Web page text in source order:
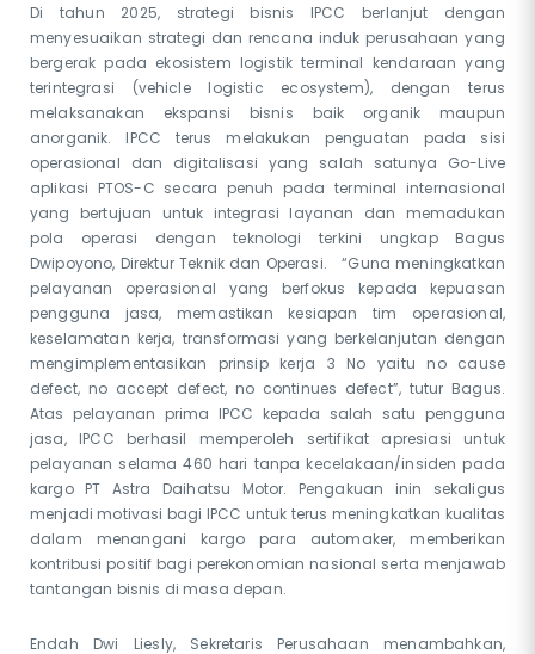
Di tahun 2025, strategi bisnis IPCC berlanjut dengan
menyesuaikan strategi dan rencana induk perusahaan yang
bergerak pada ekosistem logistik terminal kendaraan yang
terintegrasi (vehicle logistic ecosystem), dengan terus
melaksanakan ekspansi bisnis baik organik maupun
anorganik. IPCC terus melakukan penguatan pada sisi
operasional dan digitalisasi yang salah satunya Go-Live
aplikasi PTOS-C secara penuh pada terminal internasional
yang bertujuan untuk integrasi layanan dan memadukan
pola operasi dengan teknologi terkini ungkap Bagus
Dwipoyono, Direktur Teknik dan Operasi. “Guna meningkatkan
pelayanan operasional yang berfokus kepada kepuasan
pengguna jasa, memastikan kesiapan tim operasional,
keselamatan kerja, transformasi yang berkelanjutan dengan
mengimplementasikan prinsip kerja 3 No yaitu no cause
defect, no accept defect, no continues defect”, tutur Bagus.
Atas pelayanan prima IPCC kepada salah satu pengguna
jasa, IPCC berhasil memperoleh sertifikat apresiasi untuk
pelayanan selama 460 hari tanpa kecelakaan/insiden pada
kargo PT Astra Daihatsu Motor. Pengakuan inin sekaligus
menjadi motivasi bagi IPCC untuk terus meningkatkan kualitas
dalam menangani kargo para automaker, memberikan
kontribusi positif bagi perekonomian nasional serta menjawab
tantangan bisnis di masa depan.
Endah Dwi Liesly, Sekretaris Perusahaan menambahkan,